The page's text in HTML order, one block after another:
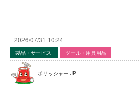
2026/07/31 10:24
製品・サービス ツール・用具用品
ポリッシャー.JP